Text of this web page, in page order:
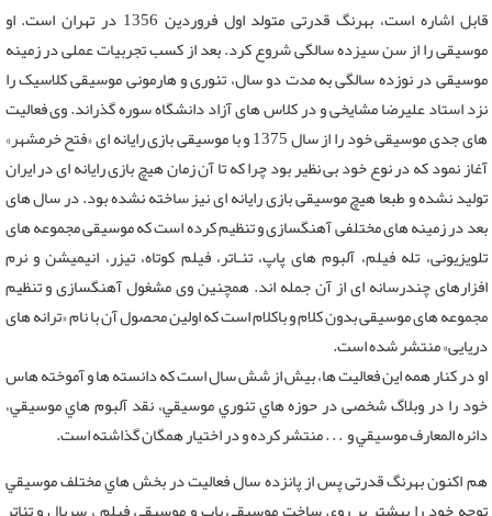
قابل اشاره است، بهرنگ قدرتی متولد اول فروردین 1356 در تهران است. او
موسیقی را از سن سیزده سالگی شروع کرد. بعد از کسب تجربیات عملی در زمینه
موسیقی در نوزده سالگی به مدت دو سال، تئوری و هارمونی موسیقی کلاسیک را
نزد استاد علیرضا مشایخی و در کلاس های آزاد دانشگاه سوره گذراند. وی فعالیت
های جدی موسیقی خود را از سال 1375 و با موسیقی بازی رایانه ای «فتح خرمشهر»
آغاز نمود که در نوع خود بی نظیر بود چرا که تا آن زمان هیچ بازی رایانه ای در ایران
تولید نشده و طبعا هیچ موسیقی بازی رایانه ای نیز ساخته نشده بود. در سال های
بعد در زمینه های مختلفی آهنگسازی و تنظیم کرده است که موسیقی مجموعه های
تلویزیونی، تله فیلم، آلبوم های پاپ، تئـاتر، فیلم کوتاه، تیزر، انیمیشن و نرم
افزارهای چندرسانه ای از آن جمله اند. همچنین وی مشغول آهنگسازی و تنظیم
مجموعه های موسیقی بدون کلام و باکلام است که اولین محصول آن با نام «ترانه های
دریایی» منتشر شده است.
او در كنار همه اين فعاليت ها، بیش از شش سال است كه دانسته ها و آموخته هاس
خود را در وبلاگ شخصی در حوزه هاي تئوري موسيقي، نقد آلبوم هاي موسيقي،
دائره المعارف موسيقي و . . . منتشر کرده و در اختيار همگان گذاشته است.
هم اکنون بهرنگ قدرتی پس از پانزده سال فعاليت در بخش هاي مختلف موسيقي